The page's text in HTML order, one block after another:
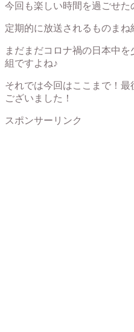
今回も楽しい時間を過ごせた
定期的に放送されるものまね
まだまだコロナ禍の日本中
組ですよね♪
それでは今回はここまで！
ございました！
スポンサーリンク